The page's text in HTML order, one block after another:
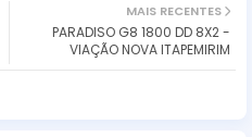
MAIS RECENTES
PARADISO G8 1800 DD 8X2 -
VIAÇÃO NOVA ITAPEMIRIM